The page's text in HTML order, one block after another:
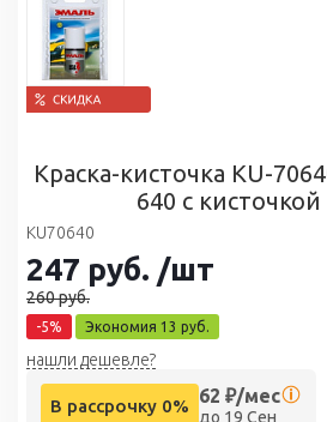
Краска-кисточка KU-
640 с
KU70640
247 руб. /шт
260руб.
-5% Экономия 13 руб.
нашли дешевле?
В рассрочку 0% 62 ₽/мес
до 19 Сен